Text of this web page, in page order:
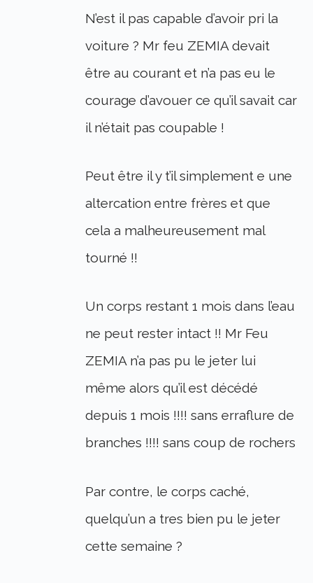
N’est il pas capable d’avoir pri la
voiture ? Mr feu ZEMIA devait
être au courant et n’a pas eu le
courage d’avouer ce qu’il savait car
il n’était pas coupable !
Peut être il y t’il simplement e une
altercation entre frères et que
cela a malheureusement mal
tourné !!
Un corps restant 1 mois dans l’eau
ne peut rester intact !! Mr Feu
ZEMIA n’a pas pu le jeter lui
même alors qu’il est décédé
depuis 1 mois !!!! sans erraflure de
branches !!!! sans coup de rochers
Par contre, le corps caché,
quelqu’un a tres bien pu le jeter
cette semaine ?